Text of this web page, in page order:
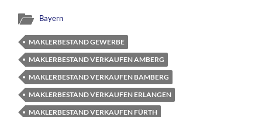
Bayern
MAKLERBESTAND GEWERBE
MAKLERBESTAND VERKAUFEN AMBERG
MAKLERBESTAND VERKAUFEN BAMBERG
MAKLERBESTAND VERKAUFEN ERLANGEN
MAKLERBESTAND VERKAUFEN FÜRTH